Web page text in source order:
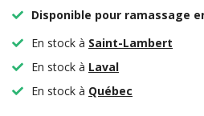
Disponible pour ramassage
En stock à Saint-Lambert
En stock à Laval
En stock à Québec